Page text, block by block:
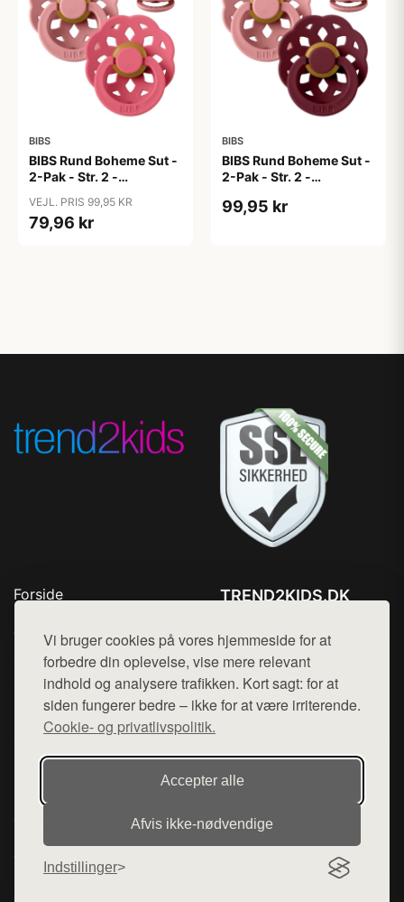
Vi bruger cookies på vores hjemmeside for at
forbedre din oplevelse, vise mere relevant
indhold og analysere trafikken. Kort sagt: for at
siden fungerer bedre – ikke for at være irriterende.
Cookie- og privatlivspolitik.
Accepter alle
Afvis ikke‑nødvendige
Indstillinger
BIBS
BIBS Rund Boheme Sut -
2-Pak - Str. 2 -
Pink/Coral
VEJL. PRIS 99,95 KR
79,96 kr
BIBS
BIBS Rund Boheme Sut -
2-Pak - Str. 2 -
Pink/Elderberry
99,95 kr
Forside
Top Rabatter
Blog
Kontakt
TREND2KIDS.DK
Mail: hej@want.dk
Cookie- og privatlivspolitik
Denne side er en del af want.dk, der udgiver en række
hjemmesider med præsentation af forskellige produkter fra
diverse webshops. Der sælges ikke varer fra denne side - vi
henviser til de shops, som sælger varen. Vi har heller ikke
varerne på lager.